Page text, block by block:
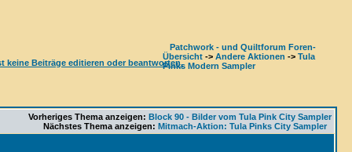
Patchwork - und Quiltforum Foren-
Übersicht -> Andere Aktionen -> Tula
Pinks Modern Sampler
Vorheriges Thema anzeigen: Block 90 - Bilder vom Tula Pink City Sampler
Nächstes Thema anzeigen: Mitmach-Aktion: Tula Pinks City Sampler